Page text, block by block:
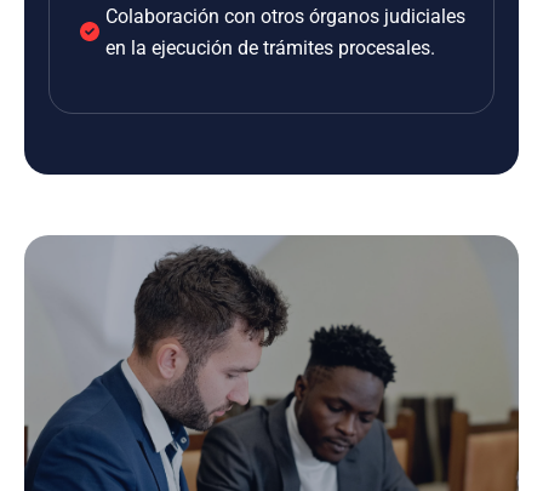
Colaboración con otros órganos judiciales
en la ejecución de trámites procesales.